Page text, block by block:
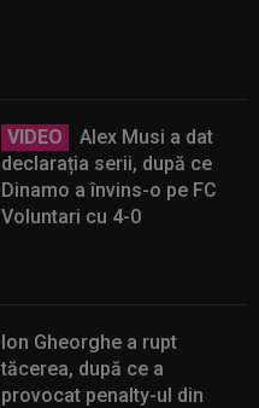
VIDEO
Alex Musi a dat
declarația serii, după ce
Dinamo a învins-o pe FC
Voluntari cu 4-0
Ion Gheorghe a rupt
tăcerea, după ce a
provocat penalty-ul din